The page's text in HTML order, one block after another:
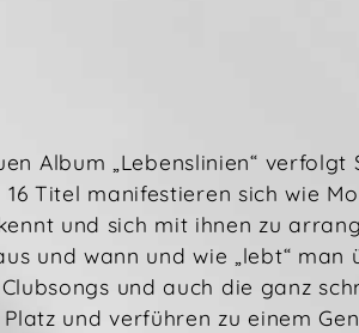
Album „Lebenslinien“
Titel manifestieren sich wie
und sich mit ihnen zu
und wann und wie „lebt“ man
und auch die ganz
und verführen zu einem